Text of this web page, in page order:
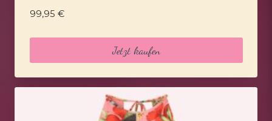
99,95 €
Jetzt kaufen